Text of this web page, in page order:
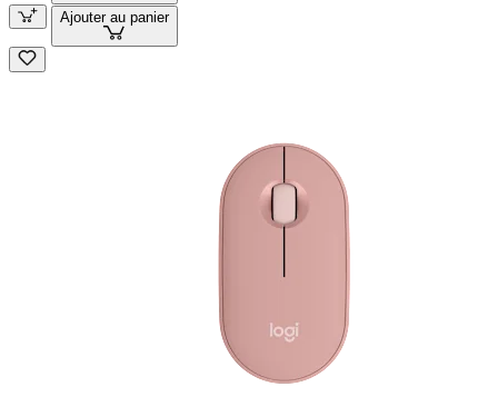
Ajouter au panier